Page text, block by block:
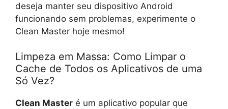
deseja manter seu dispositivo Android
funcionando sem problemas, experimente o
Clean Master hoje mesmo!
Limpeza em Massa: Como Limpar o
Cache de Todos os Aplicativos de uma
Só Vez?
Clean Master é um aplicativo popular que